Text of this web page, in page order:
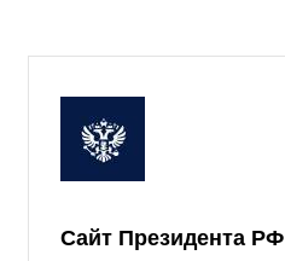
Сайт Президента РФ